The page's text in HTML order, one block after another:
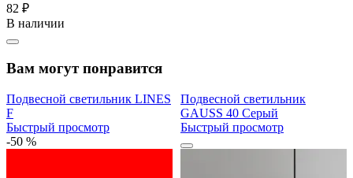
82 ₽
В наличии
Вам могут понравится
Подвесной светильник LINES
F
Быстрый просмотр
-50 %
Подвесной светильник
GAUSS 40 Серый
Быстрый просмотр